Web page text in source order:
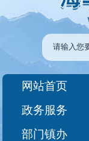
网站首页
政务服务
部门镇办